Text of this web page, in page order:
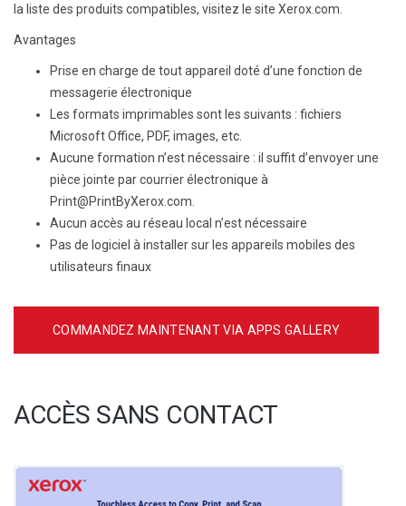
la liste des produits compatibles, visitez le site Xerox.com.
Avantages
Prise en charge de tout appareil doté d’une fonction de
messagerie électronique
Les formats imprimables sont les suivants : fichiers
Microsoft Office, PDF, images, etc.
Aucune formation n’est nécessaire : il suffit d’envoyer une
pièce jointe par courrier électronique à
Print@PrintByXerox.com.
Aucun accès au réseau local n’est nécessaire
Pas de logiciel à installer sur les appareils mobiles des
utilisateurs finaux
COMMANDEZ MAINTENANT VIA APPS GALLERY
ACCÈS SANS CONTACT